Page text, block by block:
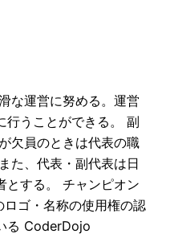
な運営に努める。運営
行うことができる。 副
欠員のときは代表の職
た、代表・副代表は日
とする。 チャンピオン
ゴ・名称の使用権の認
る CoderDojo